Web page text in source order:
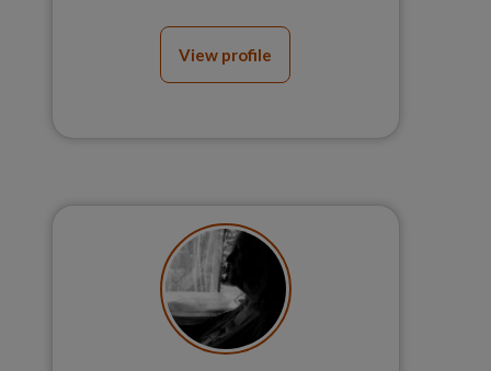
View profile